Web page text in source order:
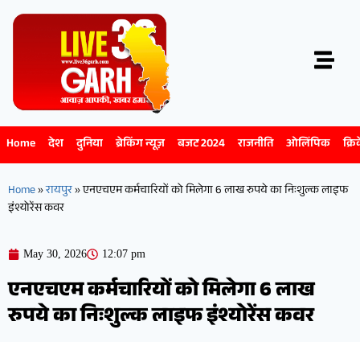
Home देश दुनिया ब्रेकिंग न्यूज़ बजट 2024 राजनीति ओलिंपिक
Home»रायपुर»एनएचएम कर्मचारियों को मिलेगा 6 लाख रुपये का निःशुल्क लाइफ
इंश्योरेंस कवर
May 30, 2026 12:07 pm
एनएचएम कर्मचारियों को मिलेगा 6 लाख
रुपये का निःशुल्क लाइफ इंश्योरेंस कवर